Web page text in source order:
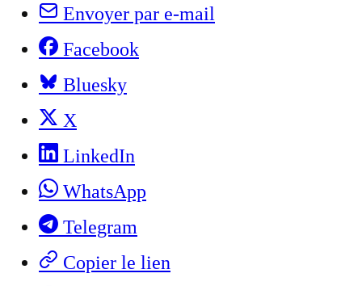
Envoyer par e-mail
Facebook
Bluesky
X
LinkedIn
WhatsApp
Telegram
Copier le lien